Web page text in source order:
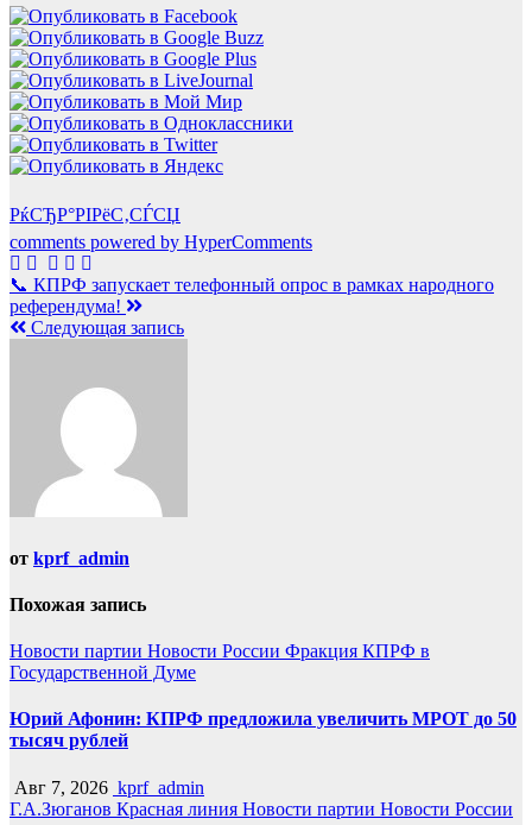
РќСЂР°РІРёС‚СЃСЏ
comments powered by HyperComments
Навигация
по
📞 КПРФ запускает телефонный опрос в рамках народного
референдума!
Следующая запись
от kprf_admin
Похожая запись
Новости партии Новости России Фракция КПРФ в
Государственной Думе
Юрий Афонин: КПРФ предложила увеличить МРОТ до 50
тысяч рублей
Авг 7, 2026 kprf_admin
Г.А.Зюганов Красная линия Новости партии Новости России